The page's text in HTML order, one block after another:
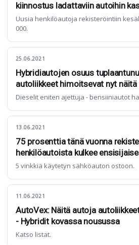
kiinnostus ladattaviin autoihin
Uusia henkilöautoja rekisteröintiin
000.
25.06.2021
Hybridiautojen osuus
autoliikkeet himoitsevat nyt
Dieselit eniten ajettuja - bensiiniautot
13.06.2021
75 prosenttia tänä vuonna
henkilöautoista kulkee
5 vinkkiä käytetyn sähköauton ostoon.
11.06.2021
AutoVex: Näitä autoja
- Hybridit kovassa nousussa
Katso listat.